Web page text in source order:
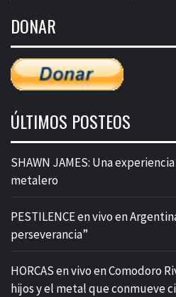
entradas
DONAR
ÚLTIMOS POSTEOS
SHAWN JAMES: Una
metalero
PESTILENCE en vivo en
perseverancia”
HORCAS en vivo en Comodoro
hijos y el metal que conmueve